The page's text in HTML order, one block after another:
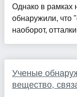
Однако в рамках
обнаружили, что
наоборот,
Ученые
вещество,